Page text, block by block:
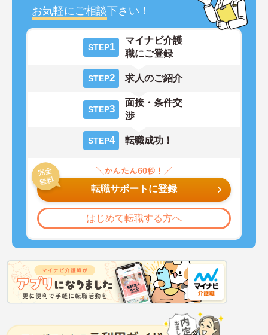
お気軽にご相談下さい！
STEP1
マイナビ介護
職にご登録
STEP2 求人のご紹介
STEP3
面接・条件交
渉
STEP4 転職成功！
転職サポートに登録
はじめて転職する方へ